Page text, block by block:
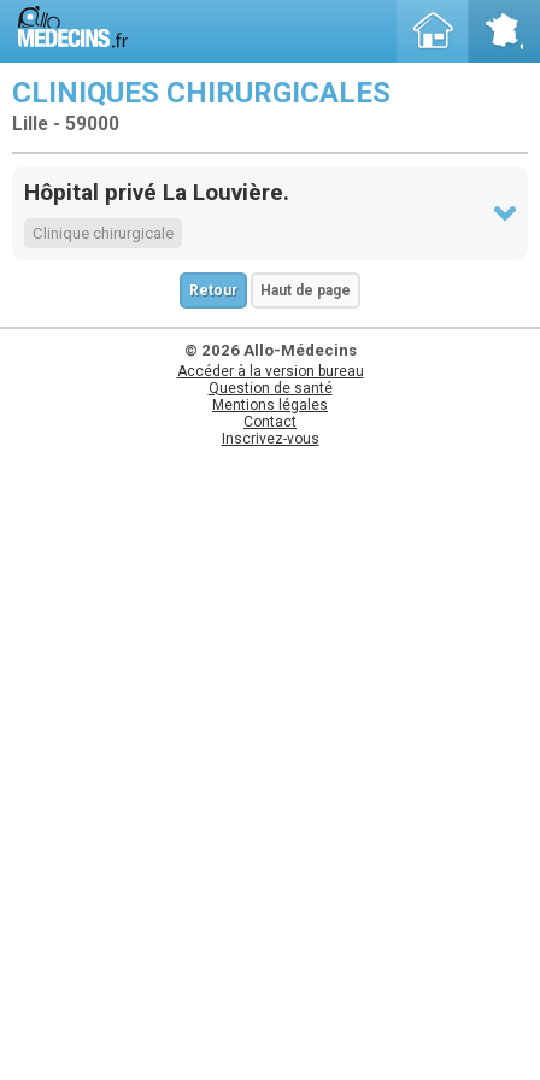
CLINIQUES CHIRURGICALES
Lille - 59000
Hôpital privé La Louvière.
Clinique chirurgicale
Retour Haut de page
© 2026 Allo-Médecins
Accéder à la version bureau
Question de santé
Mentions légales
Contact
Inscrivez-vous